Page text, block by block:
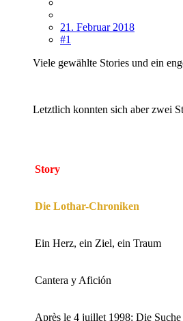
21. Februar 2018
#1
Viele gewählte Stories und ein
Letztlich konnten sich aber zwei
Story
Die Lothar-Chroniken
Ein Herz, ein Ziel, ein Traum
Cantera y Afición
Après le 4 juillet 1998: Die Suche